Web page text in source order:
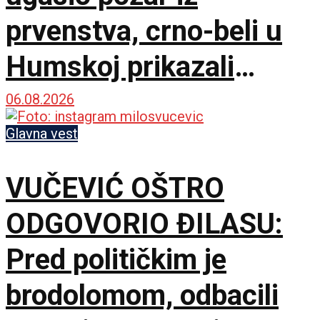
prvenstva, crno-beli u
Humskoj prikazali
najboljih sat vremena u
sezoni!
06.08.2026
Glavna vest
VUČEVIĆ OŠTRO
ODGOVORIO ĐILASU:
Pred političkim je
brodolomom, odbacili